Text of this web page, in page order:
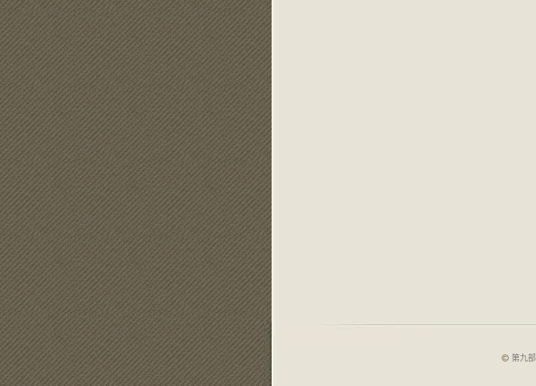
第九